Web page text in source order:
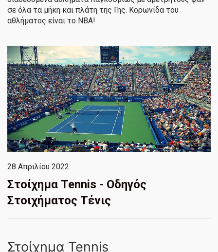
σε όλα τα μήκη και πλάτη της Γης. Κορωνίδα του
αθλήματος είναι το NBA!
28 Απριλίου 2022
Στοίχημα Tennis - Οδηγός
Στοιχήματος Τένις
Στοίχημα Tennis